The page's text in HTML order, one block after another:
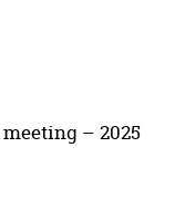
– 2025